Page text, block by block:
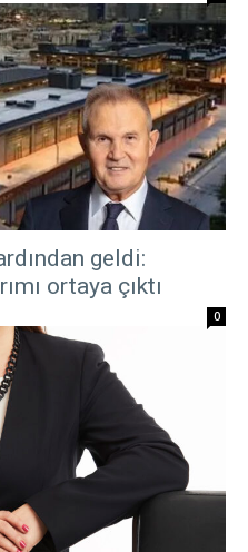
geldi:
ortaya çıktı
0